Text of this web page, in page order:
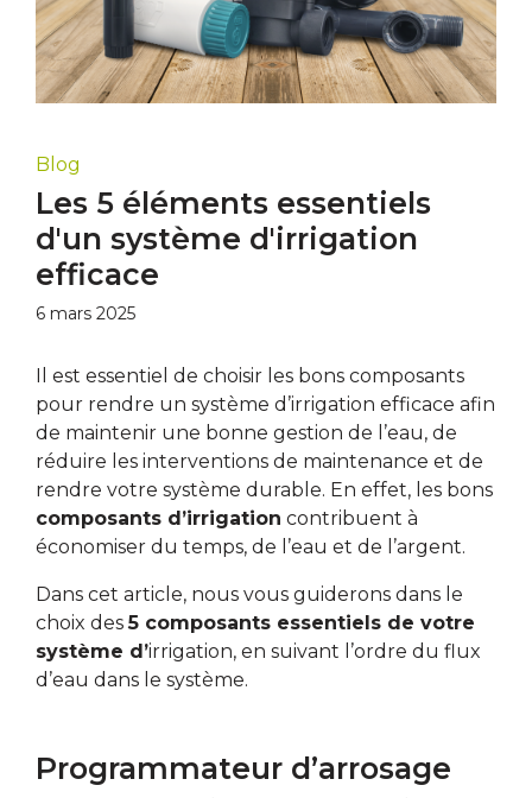
Blog
Les 5 éléments essentiels
d'un système d'irrigation
efficace
6 mars 2025
Il est essentiel de choisir les bons composants
pour rendre un système d’irrigation efficace afin
de maintenir une bonne gestion de l’eau, de
réduire les interventions de maintenance et de
rendre votre système durable. En effet, les bons
composants d’irrigation contribuent à
économiser du temps, de l’eau et de l’argent.
Dans cet article, nous vous guiderons dans le
choix des5 composants essentiels de votre
système d’irrigation, en suivant l’ordre du flux
d’eau dans le système.
Programmateur d’arrosage